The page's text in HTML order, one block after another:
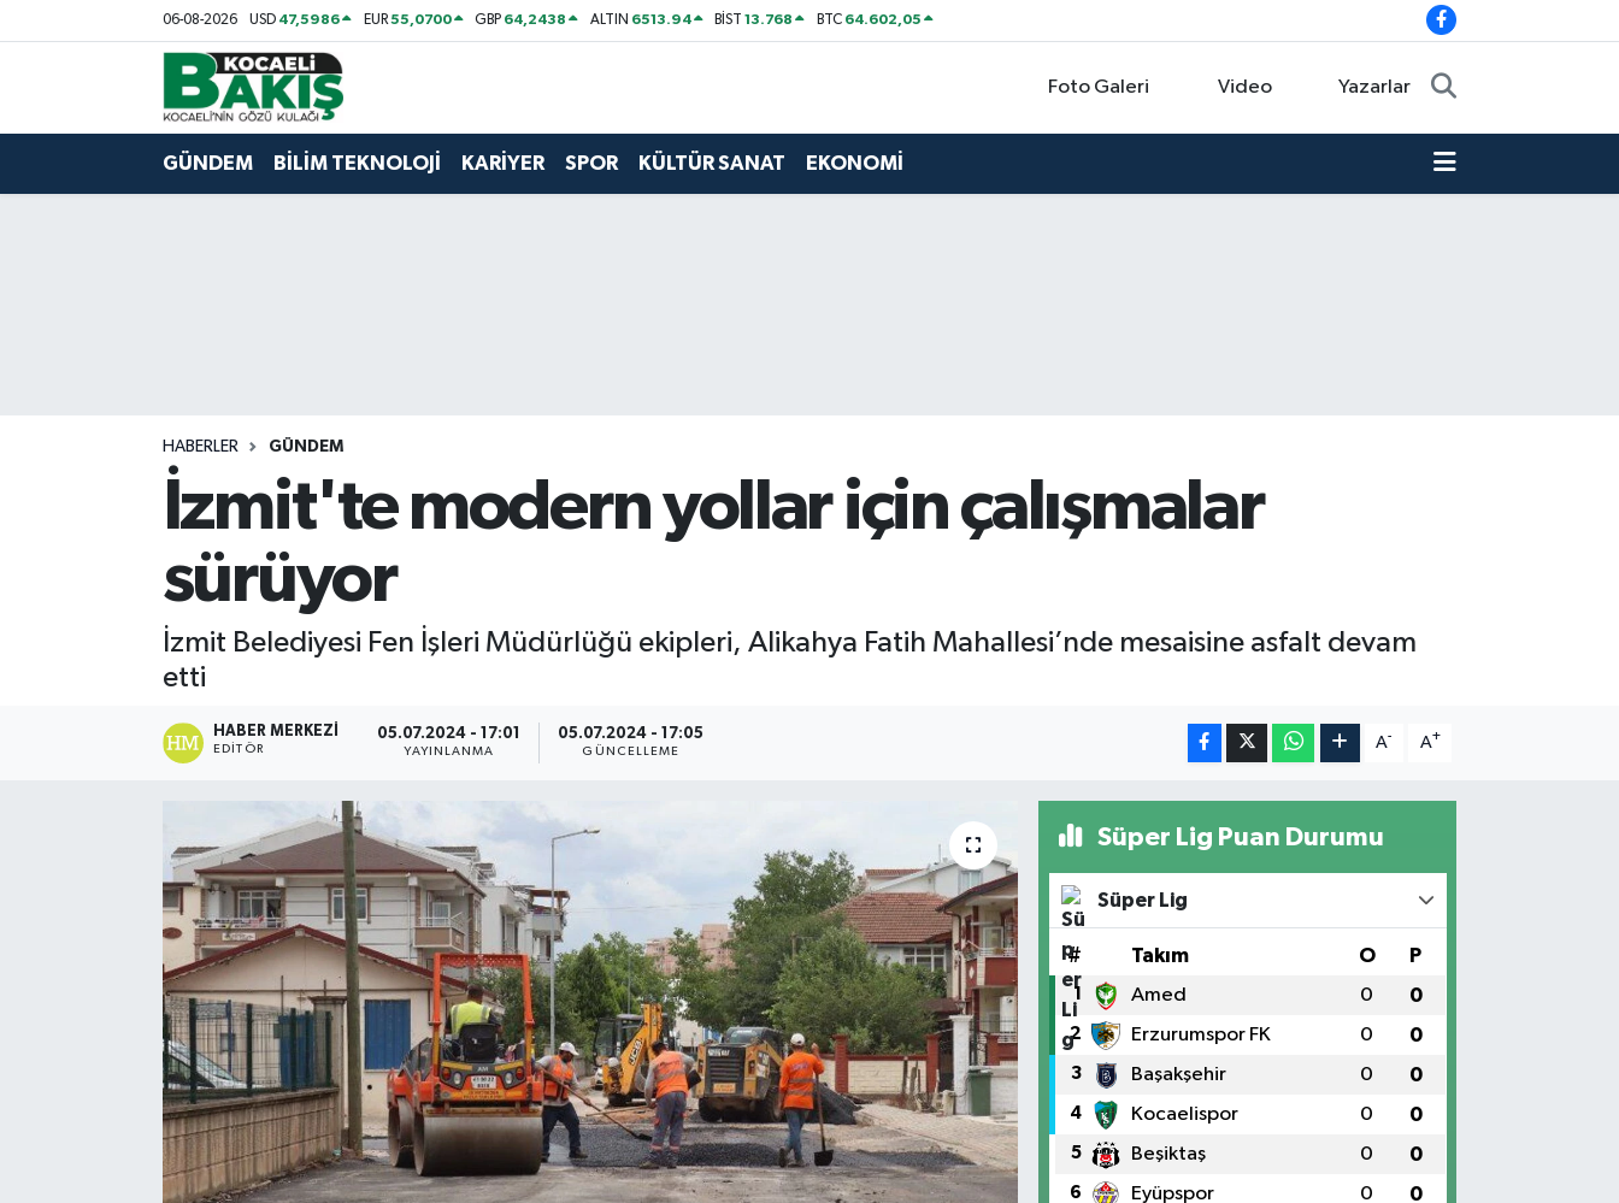
06-08-2026 USD 47,5986 EUR55,0700 GBP 64,2438 ALTIN 6513.94 BİST13.768 BTC 64.602,05
Foto Galeri Video Yazarlar
GÜNDEM BİLİM TEKNOLOJİ KARİYER SPOR KÜLTÜR SANAT EKONOMİ
HABERLER GÜNDEM
İzmit'te modern yollar için çalışmalar
sürüyor
İzmit Belediyesi Fen İşleri Müdürlüğü ekipleri, Alikahya Fatih Mahallesi’nde mesaisine asfalt devam
etti
HABER MERKEZI
EDITÖR
05.07.2024 - 17:01
YAYINLANMA
05.07.2024 - 17:05
GÜNCELLEME
A- A+
Süper Lig Puan Durumu
Süper Lig
# Takım O P
1 Amed 0 0
2 Erzurumspor FK 0 0
3 Başakşehir 0 0
4 Kocaelispor 0 0
5 Beşiktaş 0 0
6 Eyüpspor 0 0
Kocaeli Nöbetçi Eczaneler
Kocaeli Hava Durumu